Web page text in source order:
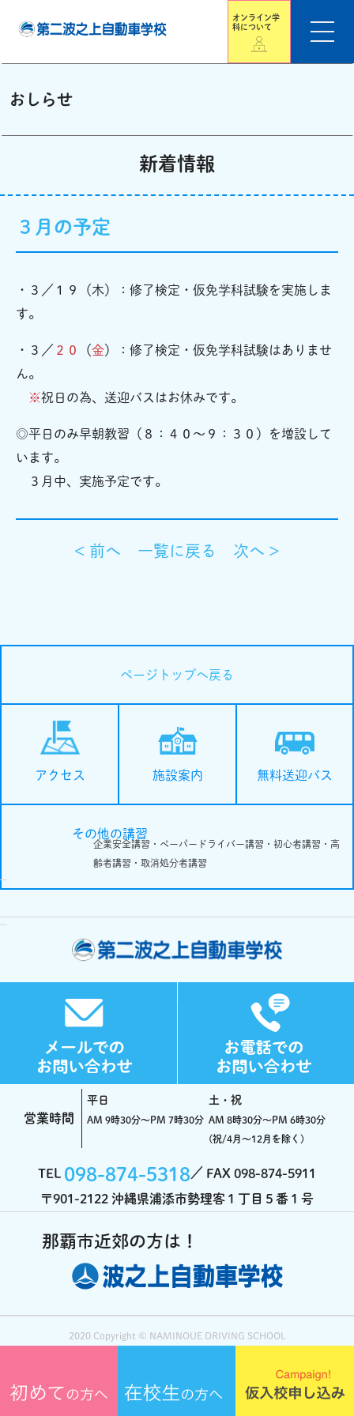
オンライン学
科について
おしらせ
新着情報
３月の予定
・３／１９（木）：修了検定・仮免学科試験を実施しま
す。
・３／ ２０ （金）：修了検定・仮免学科試験はありませ
ん。
※祝日の為、送迎バスはお休みです。
◎平日のみ早朝教習（８：４０～９：３０）を増設して
います。
３月中、実施予定です。
< 前へ 一覧に戻る 次へ >
ページトップへ戻る
アクセス 施設案内 無料送迎バス
その他の講習
企業安全講習・ペーパードライバー講習・初心者講習・高
齢者講習・取消処分者講習
営業時間
平日
AM 9時30分～PM 7時30分
土・祝
AM 8時30分～PM 6時30分
(祝/4月～12月を除く)
TEL 098-874-5318
FAX 098-874-5911
〒901-2122 沖縄県浦添市勢理客１丁目５番１号
2020 Copyright ©️ NAMINOUE DRIVING SCHOOL